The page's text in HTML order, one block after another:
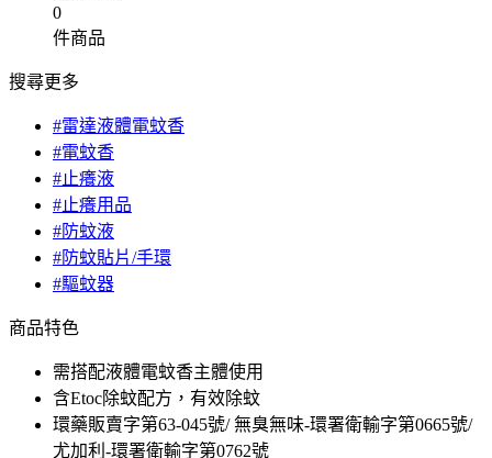
0
件商品
搜尋更多
#雷達液體電蚊香
#電蚊香
#止癢液
#止癢用品
#防蚊液
#防蚊貼片/手環
#驅蚊器
商品特色
需搭配液體電蚊香主體使用
含Etoc除蚊配方，有效除蚊
環藥販賣字第63-045號/ 無臭無味-環署衛輸字第0665號/
尤加利-環署衛輸字第0762號